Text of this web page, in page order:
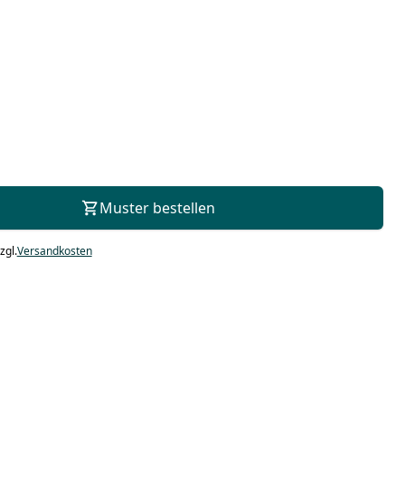
Muster bestellen
Versandkosten